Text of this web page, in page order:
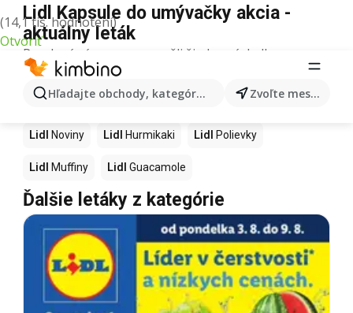
(14,1 tis. hodnotení)
Otvoriť
Hľadajte obchody, kategórie, produkty... Zvoľte mesto
Lidl Kapsule do umývačky akcia -
aktuálny leták
Pre daný výraz sme nenašli žiadne výsledky.
Ďalšie produkty v obchodoch Lidl
Lidl Kapor Ashwagandha Nintendo Switch
Lidl Noviny Lidl Hurmikaki Lidl Polievky
Lidl Muffiny Lidl Guacamole
Ďalšie letáky z kategórie